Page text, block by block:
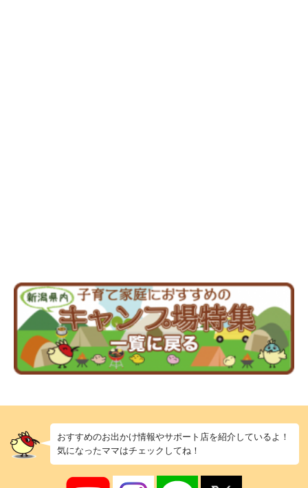
おすすめのお出かけ情報やサポート店を紹介しているよ！
気になったママはチェックしてね！